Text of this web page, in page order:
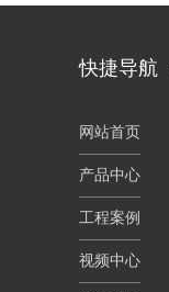
快捷导航
网站首页
产品中心
工程案例
视频中心